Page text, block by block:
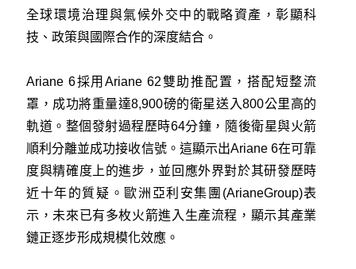
全球環境治理與氣候外交中的戰略資產，彰顯科
技、政策與國際合作的深度結合。
Ariane 6採用Ariane 62雙助推配置，搭配短整流
罩，成功將重量達8,900磅的衛星送入800公里高的
軌道。整個發射過程歷時64分鐘，隨後衛星與火箭
順利分離並成功接收信號。這顯示出Ariane 6在可靠
度與精確度上的進步，並回應外界對於其研發歷時
近十年的質疑。歐洲亞利安集團(ArianeGroup)表
示，未來已有多枚火箭進入生產流程，顯示其產業
鏈正逐步形成規模化效應。